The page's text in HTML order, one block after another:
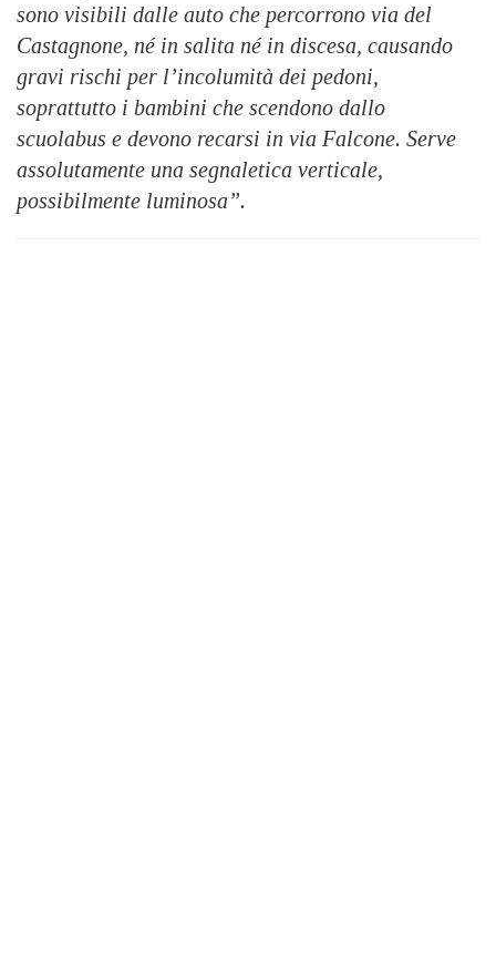
sono visibili dalle auto che percorrono via del
Castagnone, né in salita né in discesa, causando
gravi rischi per l’incolumità dei pedoni,
soprattutto i bambini che scendono dallo
scuolabus e devono recarsi in via Falcone. Serve
assolutamente una segnaletica verticale,
possibilmente luminosa”.